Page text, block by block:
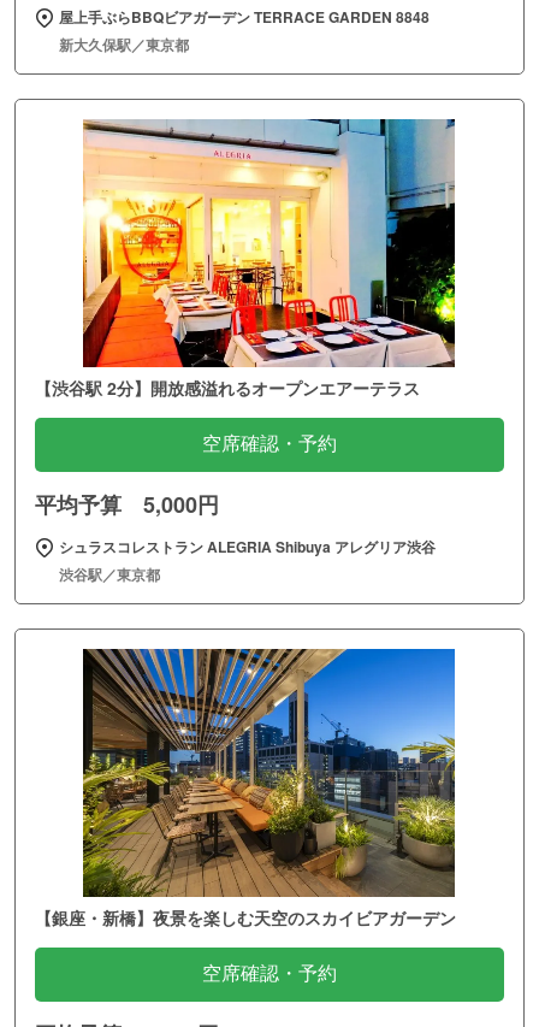
屋上手ぶらBBQビアガーデン TERRACE GARDEN 8848
新大久保駅／東京都
【渋谷駅 2分】開放感溢れるオープンエアーテラス
空席確認・予約
平均予算 5,000円
シュラスコレストラン ALEGRIA Shibuya アレグリア渋谷
渋谷駅／東京都
【銀座・新橋】夜景を楽しむ天空のスカイビアガーデン
空席確認・予約